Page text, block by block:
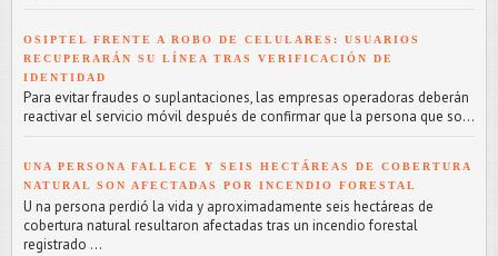
OSIPTEL FRENTE A ROBO DE CELULARES: USUARIOS
RECUPERARÁN SU LÍNEA TRAS VERIFICACIÓN DE
IDENTIDAD
Para evitar fraudes o suplantaciones, las empresas operadoras deberán
reactivar el servicio móvil después de confirmar que la persona que so...
UNA PERSONA FALLECE Y SEIS HECTÁREAS DE COBERTURA
NATURAL SON AFECTADAS POR INCENDIO FORESTAL
U na persona perdió la vida y aproximadamente seis hectáreas de
cobertura natural resultaron afectadas tras un incendio forestal
registrado ...